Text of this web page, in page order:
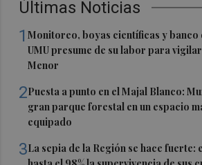
Últimas Noticias
1Monitoreo, boyas científicas y banco
UMU presume de su labor para
Menor
2Puesta a punto en el Majal Blanco:
gran parque forestal en un espacio
equipado
3La sepia de la Región se hace fuerte: